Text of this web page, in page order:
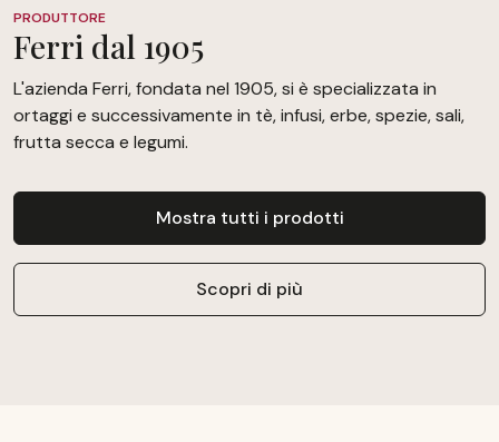
PRODUTTORE
Ferri dal 1905
L'azienda Ferri, fondata nel 1905, si è specializzata in
ortaggi e successivamente in tè, infusi, erbe, spezie, sali,
frutta secca e legumi.
Mostra tutti i prodotti
Scopri di più